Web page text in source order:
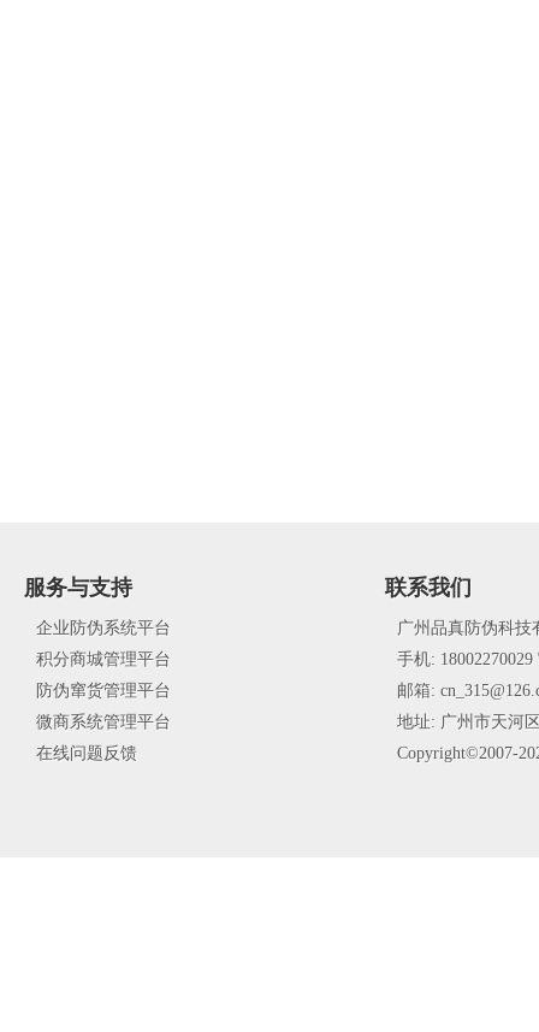
服务与支持
企业防伪系统平台
积分商城管理平台
防伪窜货管理平台
微商系统管理平台
在线问题反馈
联系我们
广州品真防伪科技
手机: 18002270029
邮箱:
地址: 广州市天河
Copyright©2007-